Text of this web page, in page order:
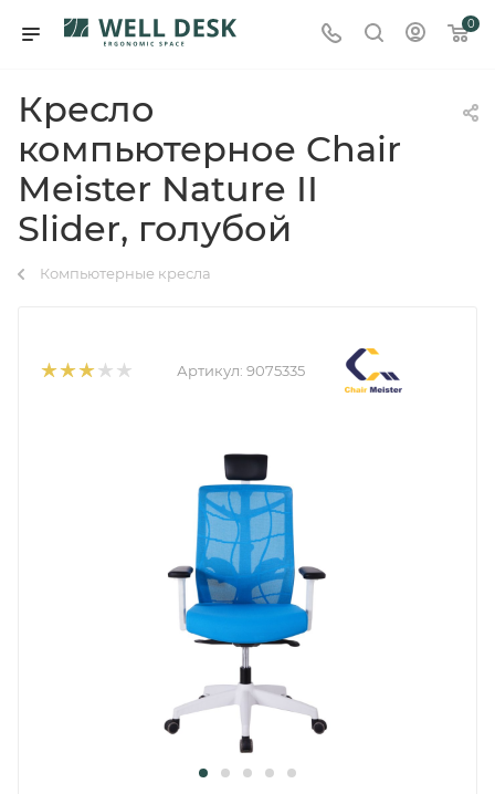
0
Кресло
компьютерное Chair
Meister Nature II
Slider, голубой
Компьютерные кресла
Артикул: 9075335